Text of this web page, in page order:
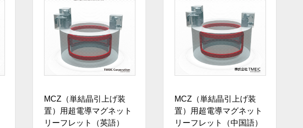
MCZ（単結晶引上げ装
置）用超電導マグネット
リーフレット（英語）
MCZ（単結晶引上げ装
置）用超電導マグネット
リーフレット（中国語）